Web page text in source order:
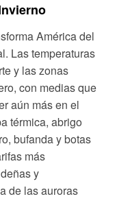
América del
Las temperaturas
y las zonas
con medias que
aún más en el
térmica, abrigo
bufanda y botas
más
y
de las auroras